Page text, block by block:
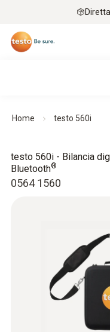
Home testo 560i
0564 1560
testo 560i - Bilancia
Bluetooth®